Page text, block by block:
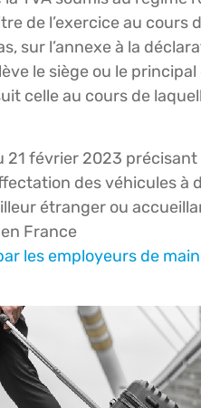
de l’exercice au cours
sur l’annexe à la
le siège ou le
celle au cours de
21 février 2023
des véhicules
étranger ou
France
les employeurs de